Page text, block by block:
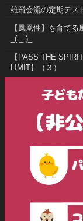
雄飛会流の定期テス
【鳳凰性】を育て
_(._.)_
【PASS THE
LIMIT】（３）